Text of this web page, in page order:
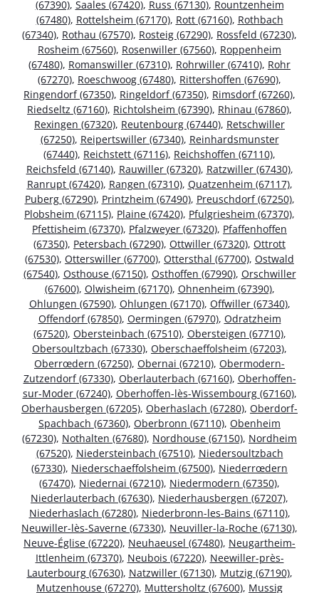
(67390), Saales (67420), Russ (67130), Rountzenheim
(67480), Rottelsheim (67170), Rott (67160), Rothbach
(67340), Rothau (67570), Rosteig (67290), Rossfeld (67230),
Rosheim (67560), Rosenwiller (67560), Roppenheim
(67480), Romanswiller (67310), Rohrwiller (67410), Rohr
(67270), Roeschwoog (67480), Rittershoffen (67690),
Ringendorf (67350), Ringeldorf (67350), Rimsdorf (67260),
Riedseltz (67160), Richtolsheim (67390), Rhinau (67860),
Rexingen (67320), Reutenbourg (67440), Retschwiller
(67250), Reipertswiller (67340), Reinhardsmunster
(67440), Reichstett (67116), Reichshoffen (67110),
Reichsfeld (67140), Rauwiller (67320), Ratzwiller (67430),
Ranrupt (67420), Rangen (67310), Quatzenheim (67117),
Puberg (67290), Printzheim (67490), Preuschdorf (67250),
Plobsheim (67115), Plaine (67420), Pfulgriesheim (67370),
Pfettisheim (67370), Pfalzweyer (67320), Pfaffenhoffen
(67350), Petersbach (67290), Ottwiller (67320), Ottrott
(67530), Otterswiller (67700), Ottersthal (67700), Ostwald
(67540), Osthouse (67150), Osthoffen (67990), Orschwiller
(67600), Olwisheim (67170), Ohnenheim (67390),
Ohlungen (67590), Ohlungen (67170), Offwiller (67340),
Offendorf (67850), Oermingen (67970), Odratzheim
(67520), Obersteinbach (67510), Obersteigen (67710),
Obersoultzbach (67330), Oberschaeffolsheim (67203),
Oberrœdern (67250), Obernai (67210), Obermodern-
Zutzendorf (67330), Oberlauterbach (67160), Oberhoffen-
sur-Moder (67240), Oberhoffen-lès-Wissembourg (67160),
Oberhausbergen (67205), Oberhaslach (67280), Oberdorf-
Spachbach (67360), Oberbronn (67110), Obenheim
(67230), Nothalten (67680), Nordhouse (67150), Nordheim
(67520), Niedersteinbach (67510), Niedersoultzbach
(67330), Niederschaeffolsheim (67500), Niederrœdern
(67470), Niedernai (67210), Niedermodern (67350),
Niederlauterbach (67630), Niederhausbergen (67207),
Niederhaslach (67280), Niederbronn-les-Bains (67110),
Neuwiller-lès-Saverne (67330), Neuviller-la-Roche (67130),
Neuve-Église (67220), Neuhaeusel (67480), Neugartheim-
Ittlenheim (67370), Neubois (67220), Neewiller-près-
Lauterbourg (67630), Natzwiller (67130), Mutzig (67190),
Mutzenhouse (67270), Muttersholtz (67600), Mussig